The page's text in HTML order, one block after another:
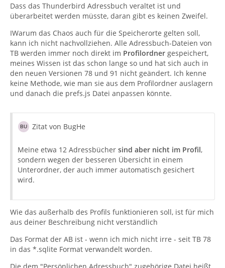
Dass das Thunderbird Adressbuch veraltet ist und
überarbeitet werden müsste, daran gibt es keinen Zweifel.
IWarum das Chaos auch für die Speicherorte gelten soll,
kann ich nicht nachvollziehen. Alle Adressbuch-Dateien von
TB werden immer noch direkt im Profilordner gespeichert,
meines Wissen ist das schon lange so und hat sich auch in
den neuen Versionen 78 und 91 nicht geändert. Ich kenne
keine Methode, wie man sie aus dem Profilordner auslagern
und danach die prefs.js Datei anpassen könnte.
Zitat von BugHe
Meine etwa 12 Adressbücher sind aber nicht im Profil,
sondern wegen der besseren Übersicht in einem
Unterordner, der auch immer automatisch gesichert
wird.
Wie das außerhalb des Profils funktionieren soll, ist für mich
aus deiner Beschreibung nicht verständlich
Das Format der AB ist - wenn ich mich nicht irre - seit TB 78
in das *.sqlite Format verwandelt worden.